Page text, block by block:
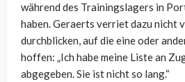
während des Trainingslagers in
haben. Geraerts verriet dazu nicht
durchblicken, auf die eine oder
hoffen: „Ich habe meine Liste an
abgegeben. Sie ist nicht so lang.“